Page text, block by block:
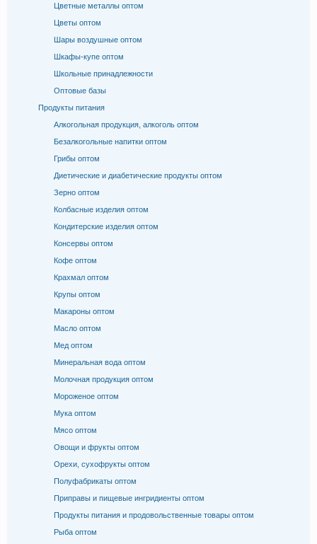
Цветные металлы оптом
Цветы оптом
Шары воздушные оптом
Шкафы-купе оптом
Школьные принадлежности
Оптовые базы
Продукты питания
Алкогольная продукция, алкоголь оптом
Безалкогольные напитки оптом
Грибы оптом
Диетические и диабетические продукты оптом
Зерно оптом
Колбасные изделия оптом
Кондитерские изделия оптом
Консервы оптом
Кофе оптом
Крахмал оптом
Крупы оптом
Макароны оптом
Масло оптом
Мед оптом
Минеральная вода оптом
Молочная продукция оптом
Мороженое оптом
Мука оптом
Мясо оптом
Овощи и фрукты оптом
Орехи, сухофрукты оптом
Полуфабрикаты оптом
Приправы и пищевые ингридиенты оптом
Продукты питания и продовольственные товары оптом
Рыба оптом